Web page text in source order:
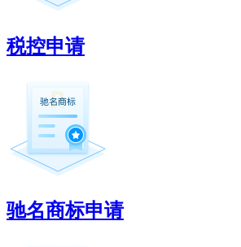
税控申请
驰名商标申请